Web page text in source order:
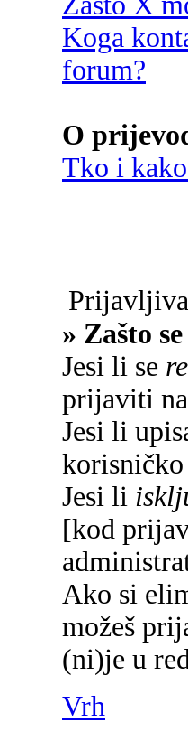
Koga
forum?
O
Tko i
» Zašto
Jesi li se
prijaviti
Jesi li
Jesi li
[kod
Ako si
možeš
(ni)je u
Vrh